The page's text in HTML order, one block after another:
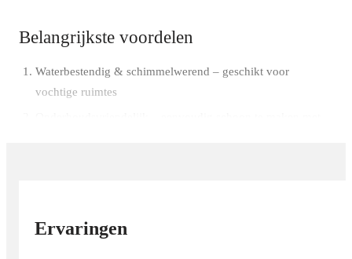
Belangrijkste voordelen
Waterbestendig & schimmelwerend – geschikt voor
vochtige ruimtes
Duurzaam & krasbestendig – lange levensduur en kleurvast
Ervaringen